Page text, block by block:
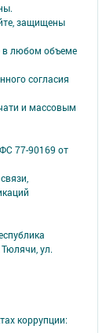
защищены
в любом объеме
согласия
и массовым
77-90169 от
ул.
коррупции: